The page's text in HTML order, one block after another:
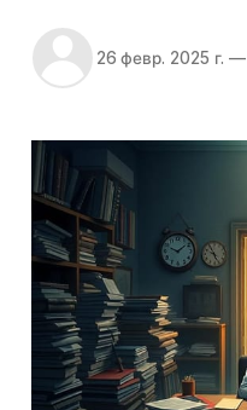
26 февр. 2025 г. —